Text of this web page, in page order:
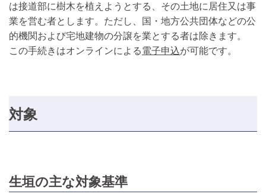
は接道部に樹木を植えようとする、その土地に居住又は事
業を営む者とします。ただし、国・地方公共団体などの公
的機関および宅地建物の分譲を業とする者は除きます。
この手続きはオンラインによる電子申込が可能です。
対象
生垣の主な対象基準